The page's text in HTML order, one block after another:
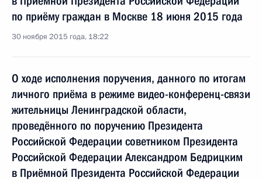
по приёму граждан в Москве 18 июня 2015 года
30 ноября 2015 года, 18:22
О ходе исполнения поручения, данного по итогам
личного приёма в режиме видео-конференц-связи
жительницы Ленинградской области,
проведённого по поручению Президента
Российской Федерации советником Президента
Российской Федерации Александром Бедрицким
в Приёмной Президента Российской Федерации